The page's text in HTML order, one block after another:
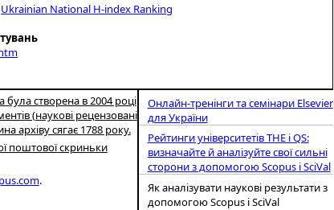
Ukrainian National H-index Ranking
створена в 2004 році
(наукові рецензовані
архіву сягає 1788 року.
поштової скриньки
.
Онлайн-тренінги та семінари Elsevier
для України
Рейтинги університетів THE і QS:
визначайте й аналізуйте свої сильні
сторони з допомогою Scopus і SciVal
Як аналізувати наукові результати з
допомогою Scopus і SciVal